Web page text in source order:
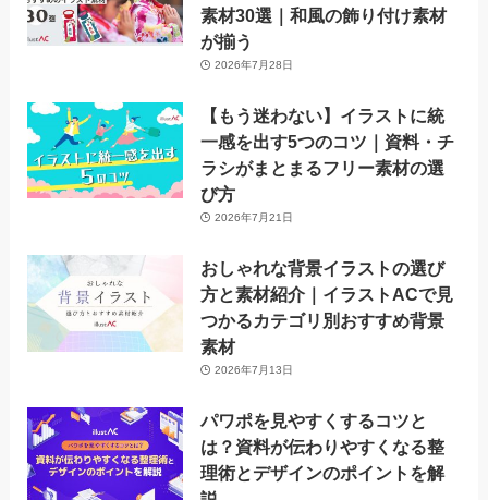
素材30選｜和風の飾り付け素材
が揃う
2026年7月28日
【もう迷わない】イラストに統
一感を出す5つのコツ｜資料・チ
ラシがまとまるフリー素材の選
び方
2026年7月21日
おしゃれな背景イラストの選び
方と素材紹介｜イラストACで見
つかるカテゴリ別おすすめ背景
素材
2026年7月13日
パワポを見やすくするコツと
は？資料が伝わりやすくなる整
理術とデザインのポイントを解